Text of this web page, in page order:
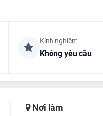
Kinh nghiệm
Không yêu cầu
Nơi làm